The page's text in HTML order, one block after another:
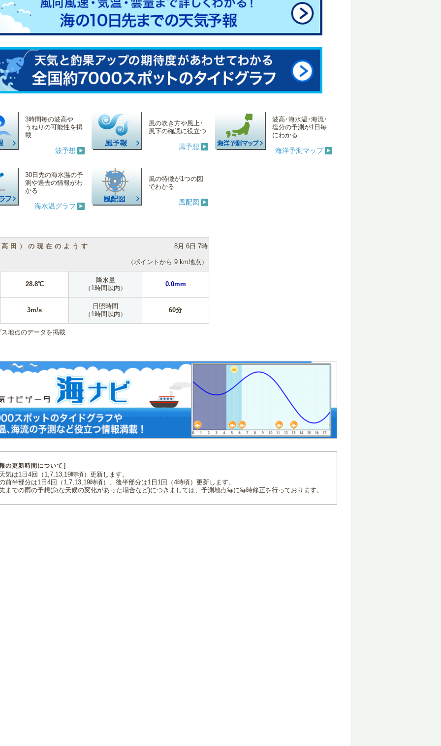
3時間毎の波高や
うねりの可能性を掲
載
波予想
風の吹き方や風上･
風下の確認に役立つ
風予想
波高･海水温･海流･
塩分の予測が1日毎
にわかる
海洋予測マップ
30日先の海水温の予
測や過去の情報がわ
かる
海水温グラフ
風の特徴が1つの図
でわかる
風配図
田）の現在のようす 8月 6日 7時
（ポイントから 9 km地点）
28.8℃
降水量
（1時間以内）
0.0mm
3m/s
日照時間
（1時間以内）
60分
地点のデータを掲載
の更新時間について］
気は1日4回（1,7,13,19時頃）更新します。
前半部分は1日4回（1,7,13,19時頃）、後半部分は1日1回（4時頃）更新します。
までの雨の予想(急な天候の変化があった場合など)につきましては、予測地点毎に毎時修正を行っております。